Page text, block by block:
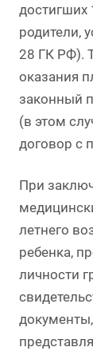
достигших
родители,
28 ГК РФ).
оказания
законный
(в этом
договор с
При
летнего
ребенка,
личности